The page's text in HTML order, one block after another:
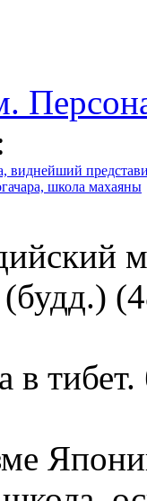
виднейший
школа махаяны
(будд.)
в